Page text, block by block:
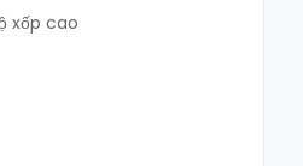
xốp cao